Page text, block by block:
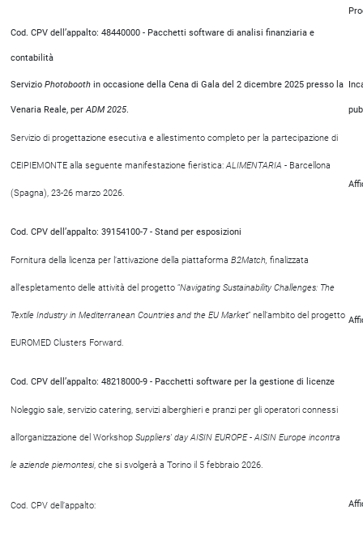
Cod. CPV dell’appalto: 48440000 - Pacchetti software di analisi finanziaria e
contabilità
Servizio Photobooth in occasione della Cena di Gala del 2 dicembre 2025 presso la
Venaria Reale, perADM 2025.
Servizio di progettazione esecutiva e allestimento completo per la partecipazione di
CEIPIEMONTE alla seguente manifestazione fieristica:ALIMENTARIA - Barcellona
(Spagna), 23-26 marzo 2026.
Cod. CPV dell’appalto: 39154100-7 - Stand per esposizioni
Fornitura della licenza per l’attivazione della piattaforma B2Match, finalizzata
all’espletamento delle attività del progetto “Navigating Sustainability Challenges: The
Textile Industry in Mediterranean Countries and the EU Market” nell’ambito del progetto
EUROMED Clusters Forward.
Cod. CPV dell’appalto: 48218000-9 - Pacchetti software per la gestione di licenze
Noleggio sale, servizio catering, servizi alberghieri e pranzi per gli operatori connessi
all’organizzazione del Workshop Suppliers' day AISIN EUROPE - AISIN Europe incontra
le aziende piemontesi, che si svolgerà a Torino il 5 febbraio 2026.
Cod. CPV dell’appalto: